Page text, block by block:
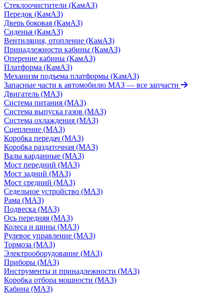
Стеклоочистители (КамАЗ)
Передок (КамАЗ)
Дверь боковая (КамАЗ)
Сиденья (КамАЗ)
Вентиляция, отопление (КамАЗ)
Принадлежности кабины (КамАЗ)
Оперение кабины (КамАЗ)
Платформа (КамАЗ)
Механизм подъема платформы (КамАЗ)
Запасные части к автомобилю МАЗ — все запчасти
Двигатель (МАЗ)
Система питания (МАЗ)
Система выпуска газов (МАЗ)
Система охлаждения (МАЗ)
Сцепление (МАЗ)
Коробка передач (МАЗ)
Коробка раздаточная (МАЗ)
Валы карданные (МАЗ)
Мост передний (МАЗ)
Мост задний (МАЗ)
Мост средний (МАЗ)
Седельное устройство (МАЗ)
Рама (МАЗ)
Подвеска (МАЗ)
Ось передняя (МАЗ)
Колеса и шины (МАЗ)
Рулевое управление (МАЗ)
Тормоза (МАЗ)
Электрооборудование (МАЗ)
Приборы (МАЗ)
Инструменты и принадлежности (МАЗ)
Коробка отбора мощности (МАЗ)
Кабина (МАЗ)